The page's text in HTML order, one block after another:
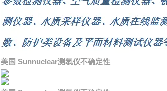
美国 Sunnuclear测氡仪不确定性